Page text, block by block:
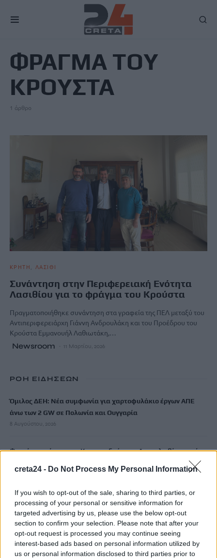
creta24 - Do Not Process My Personal Information
If you wish to opt-out of the sale, sharing to third parties, or
processing of your personal or sensitive information for
targeted advertising by us, please use the below opt-out
section to confirm your selection. Please note that after your
opt-out request is processed you may continue seeing
interest-based ads based on personal information utilized by
us or personal information disclosed to third parties prior to
ΦΡΑΓΜΑ ΤΟΥ
ΚΡΟΥΣΤΑ
1 άρθρο
ΚΡΗΤΗ ΛΑΣΙΘΙ
Συνάντηση στην Περιφερειακή Ενότητα
Λασιθίου για το φράγμα του Κρούστα
Πραγματοποιήθηκε συνάντηση στα γραφεία της ΠΕΛ μεταξύ του
Αντιπεριφερειάρχη Γιάννη Ανδρουλάκη και του Προέδρου του
Κρούστα Εμμανουήλ Λαθιωτάκη,…
Newsroom 11 Μαρτίου, 2026
ΡΟΗ ΕΙΔΗΣΕΩΝ
Όμιλος ΔΕΗ: Νέα συμφωνία για χαρτοφυλάκιο έργων ΑΠΕ
άνω των 2 GW σε Πολωνία και Ουγγαρία
8 Αυγούστου, 2026
Φωτιά σε κτήριο στην Κουμουνδούρου – Απεγκλωβίστηκε ένα
8 Αυγούστου, 2026
Γαύδος: Επιχείρηση διάσωσης 31χρονης από δύσβατο σημείο
– Την απομάκρυνε με φουσκωτό επισκέπτης
8 Αυγούστου, 2026
e-ΕΦΚΑ – ΔΥΠΑ: Ο «χάρτης» των πληρωμών από την Δευτέρα